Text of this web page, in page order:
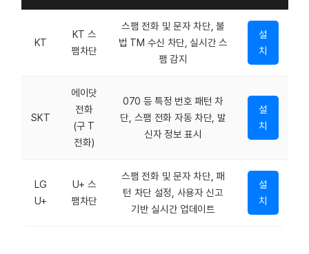
KT
KT 스
팸차단
스팸 전화 및 문자 차단, 불
법 TM 수신 차단, 실시간 스
팸 감지
설
치
SKT
에이닷
전화
(구 T
전화)
070 등 특정 번호 패턴 차
단, 스팸 전화 자동 차단, 발
신자 정보 표시
설
치
LG
U+
U+ 스
팸차단
스팸 전화 및 문자 차단, 패
턴 차단 설정, 사용자 신고
기반 실시간 업데이트
설
치